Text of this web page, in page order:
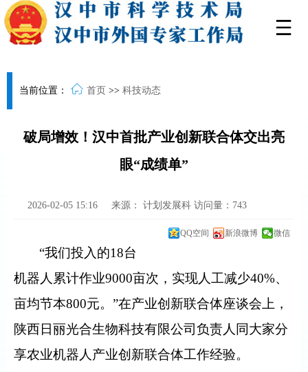
当前位置： 首页 >> 科技动态
破局增效！汉中首批产业创新联合体交出亮
眼“成绩单”
2026-02-05 15:16 来源： 计划发展科 访问量： 743
QQ空间 新浪微博 微信
“我们投入的18台
机器人累计作业9000亩次，实现人工减少40%、
亩均节本800元。”在产业创新联合体座谈会上，
陕西日丽光合生物科技有限公司负责人同大家分
享农业机器人产业创新联合体工作经验。